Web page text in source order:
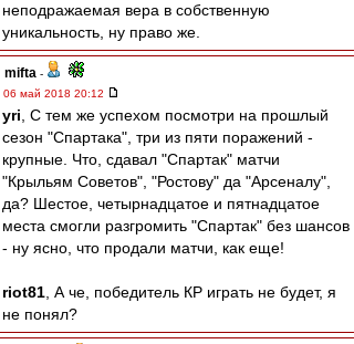
неподражаемая вера в собственную
уникальность, ну право же.
mifta -
06 май 2018 20:12
yri , С тем же успехом посмотри на прошлый
сезон "Спартака", три из пяти поражений -
крупные. Что, сдавал "Спартак" матчи
"Крыльям Советов", "Ростову" да "Арсеналу",
да? Шестое, четырнадцатое и пятнадцатое
места смогли разгромить "Спартак" без шансов
- ну ясно, что продали матчи, как еще!
riot81 , А че, победитель КР играть не будет, я
не понял?